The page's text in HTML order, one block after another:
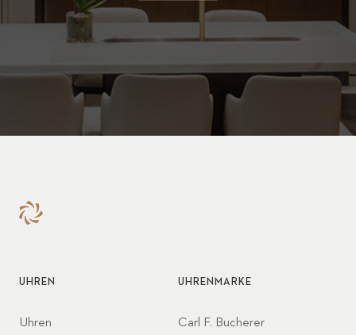
UHREN
Uhren
UHRENMARKE
Carl F. Bucherer